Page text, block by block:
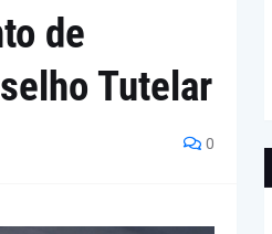
de
Tutelar
0